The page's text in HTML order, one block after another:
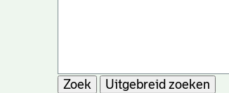
Zoek
Uitgebreid zoeken